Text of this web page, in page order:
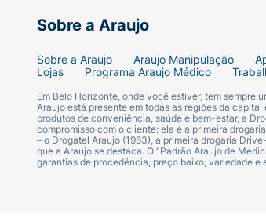
Além disso, a linha foi
Como usar o Protetor
Para aplicar o Protetor Solar
Aplicar o produto sobre a
Sobre a Araujo
Sobre a Araujo Araujo Manipulação
Lojas
Programa Araujo Médico
Em Belo Horizonte, onde você estiver, tem sempre
Araujo está presente em todas as regiões da
produtos de conveniência, saúde e bem-estar, a
compromisso com o cliente: ela é a primeira
– o Drogatel Araujo (1963), a primeira drogaria
que a Araujo se destaca. O “Padrão Araujo de
garantias de procedência, preço baixo, variedade e